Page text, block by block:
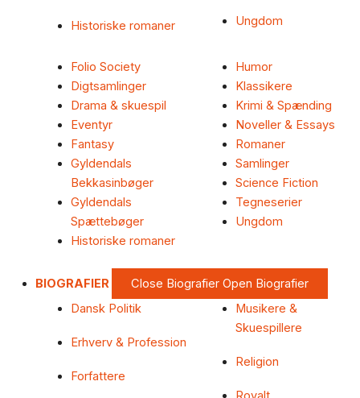
Historiske romaner Ungdom
Folio Society
Digtsamlinger
Drama & skuespil
Eventyr
Fantasy
Gyldendals
Bekkasinbøger
Gyldendals
Spættebøger
Historiske romaner
Humor
Klassikere
Krimi & Spænding
Noveller & Essays
Romaner
Samlinger
Science Fiction
Tegneserier
Ungdom
BIOGRAFIER Close Biografier Open Biografier
Dansk Politik
Erhverv & Profession
Forfattere
Musikere &
Skuespillere
Religion